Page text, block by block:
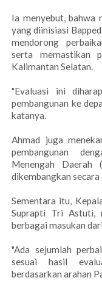
Ia menyebut, bahwa
yang diinisiasi
mendorong
serta memastikan
Kalimantan Selatan.
"Evaluasi ini
pembangunan ke
katanya.
Ahmad juga
pembangunan
Menengah Daerah
dikembangkan
Sementara itu,
Suprapti Tri Astuti,
berbagai masukan
"Ada sejumlah
sesuai hasil
berdasarkan arahan